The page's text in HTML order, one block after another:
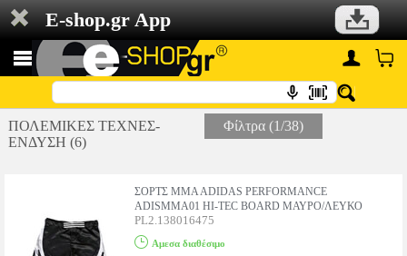
E-shop.gr App
ΠΟΛΕΜΙΚΕΣ ΤΕΧΝΕΣ-
ΕΝΔΥΣΗ (6)
Φίλτρα (1/38)
ΣΟΡΤΣ MMA ADIDAS PERFORMANCE
ADISMMA01 HI-TEC BOARD ΜΑΥΡΟ/ΛΕΥΚΟ
PL2.138016475
Αμεσα διαθέσιμο